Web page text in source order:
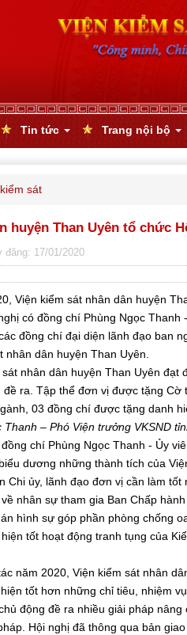
Tin tức Trang nội bộ
sát
huyện Than Uyên tổ chức
đăng: 17/01/2020
kiểm sát nhân dân huyện
có đồng chí Phùng Ngọc
đồng chí đại diện lãnh đạo ban
dân huyện Than Uyên.
dân huyện Than Uyên đạt
ra. Tập thể đơn vị được tặng
03 đồng chí được tặng danh
– Phó Viện trưởng VKSND
chí Phùng Ngọc Thanh - Ủy
dương những thành tích của
Chi ủy, lãnh đạo đơn vị cần làm
nhân sự tham gia Ban Chấp
hình sự góp phần phòng chống
tốt hoạt động tranh tụng của
2020, Viện kiểm sát nhân
tốt hơn những chỉ tiêu, nhiệm
động đề ra nhiều giải pháp
Hội nghị đã thông qua bản